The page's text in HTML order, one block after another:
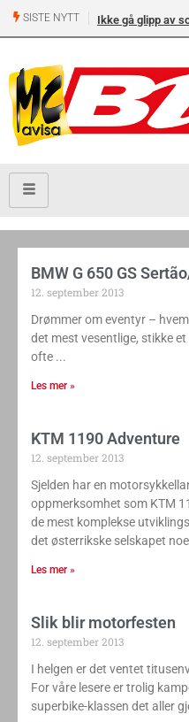
SISTE NYTT Ikke gå glipp av
BMW G 650 GS
12. september 2013
Drømmer om eventyr –
det mest vesentlige, stikke
ofte
Les mer »
KTM 1190 Adventure
12. september 2013
Sjelden har en
oppmerksomhet som KTM
de mest komplekse
det østerrikske selskapet
Les mer »
Slik blir motorfesten
12. september 2013
I helgen er det ventet
For våre lesere er trolig
superbike-klassen det aller